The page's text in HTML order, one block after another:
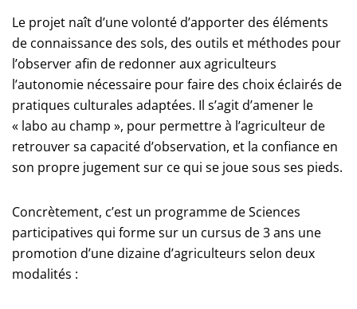
Le projet naît d’une volonté d’apporter des éléments
de connaissance des sols, des outils et méthodes pour
l’observer afin de redonner aux agriculteurs
l’autonomie nécessaire pour faire des choix éclairés de
pratiques culturales adaptées. Il s’agit d’amener le
« labo au champ », pour permettre à l’agriculteur de
retrouver sa capacité d’observation, et la confiance en
son propre jugement sur ce qui se joue sous ses pieds.
Concrètement, c’est un programme de Sciences
participatives qui forme sur un cursus de 3 ans une
promotion d’une dizaine d’agriculteurs selon deux
modalités :